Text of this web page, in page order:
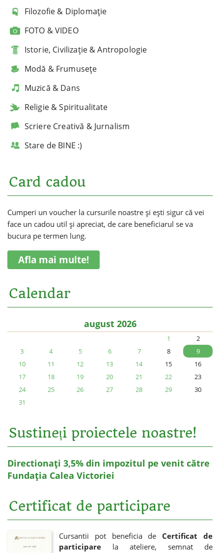
Filozofie & Diplomație
FOTO & VIDEO
Istorie, Civilizație & Antropologie
Modă & Frumusețe
Muzică & Dans
Religie & Spiritualitate
Scriere Creativă & Jurnalism
Stare de BINE :)
Card cadou
Cumperi un voucher la cursurile noastre și ești sigur că vei
face un cadou util și apreciat, de care beneficiarul se va
bucura pe termen lung.
Afla mai multe!
Calendar
august 2026
1
2
3
4 5 6 7 8
9
10
11 12 13 14 15
16
17
18 19 20 21 22
23
24
25 26 27 28 29
30
31
Sustineți proiectele noastre!
Directionați 3,5% din impozitul pe venit către
Fundația Calea Victoriei
Certificat de participare
Cursantii pot beneficia de Certificat de
participare la ateliere, semnat de